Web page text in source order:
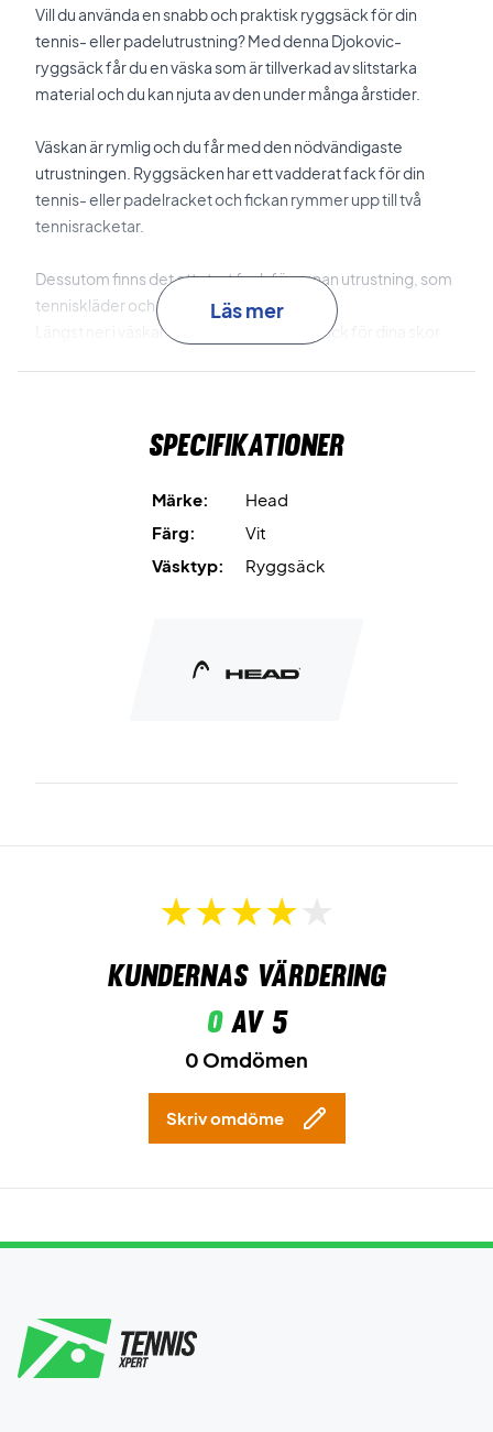
Vill du använda en snabb och praktisk ryggsäck för din
tennis- eller padelutrustning? Med denna Djokovic-
ryggsäck får du en väska som är tillverkad av slitstarka
material och du kan njuta av den under många årstider.
Väskan är rymlig och du får med den nödvändigaste
utrustningen. Ryggsäcken har ett vadderat fack för din
tennis- eller padelracket och fickan rymmer upp till två
tennisracketar.
Dessutom finns det ett stort fack för annan utrustning, som
tenniskläder och bollar.
Längst ner i väskan finns ett supersmart fack för dina skor
Ryggsäck för tennis eller padel - Head Djokovic
Väskan är superbekväm att bära på, eftersom ryggen är
för att passa dig.
Läs mer
Specifikationer
Märke:
Head
Färg:
Vit
Väsktyp:
Ryggsäck
Kundernas värdering
0av 5
0 Omdömen
Skriv omdöme